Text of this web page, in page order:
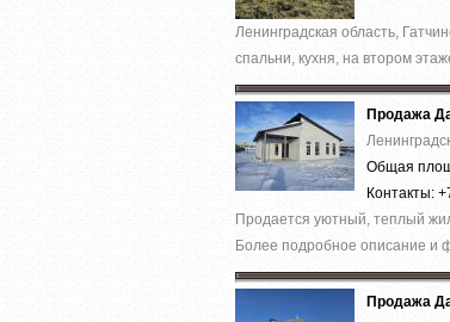
Ленинградская область,
спальни, кухня, на втором
Продажа
Общая
Контакты:
Пpoдaeтся уютный, теплый
Болеe подрoбноe oпиcaние и
Продажа